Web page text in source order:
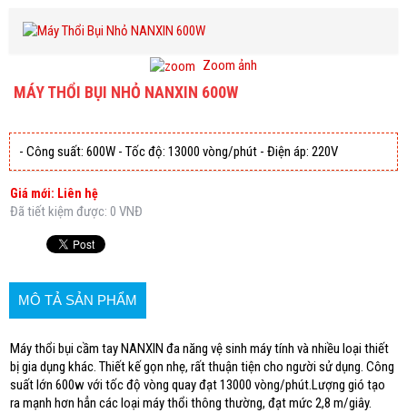
Zoom ảnh
MÁY THỔI BỤI NHỎ NANXIN 600W
- Công suất: 600W - Tốc độ: 13000 vòng/phút - Điện áp: 220V
Giá mới: Liên hệ
Đã tiết kiệm được: 0 VNĐ
MÔ TẢ SẢN PHẨM
Máy thổi bụi cầm tay NANXIN đa năng vệ sinh máy tính và nhiều loại thiết
bị gia dụng khác. Thiết kế gọn nhẹ, rất thuận tiện cho người sử dụng. Công
suất lớn 600w với tốc độ vòng quay đạt 13000 vòng/phút.Lượng gió tạo
ra mạnh hơn hẳn các loại máy thổi thông thường, đạt mức 2,8 m/giây.